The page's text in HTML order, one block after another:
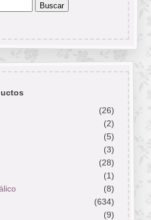
Buscar
(26)
(2)
(5)
(3)
(28)
(1)
(8)
(634)
(9)